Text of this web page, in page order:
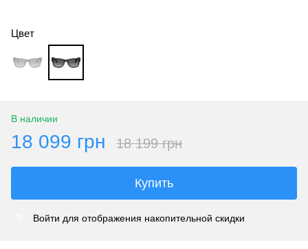
Цвет
В наличии
18 099 грн 18 199 грн
Купить
Войти для отображения накопительной скидки